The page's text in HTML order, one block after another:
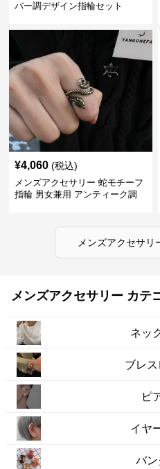
バー調デザイン指輪セット
¥4,060 (税込)
メンズアクセサリー 蛇モチーフ
指輪 男女兼用 アンティーク調
メンズアクセサリ
メンズアクセサリー カテ
ネッ
ブレス
ピ
イヤ
バ